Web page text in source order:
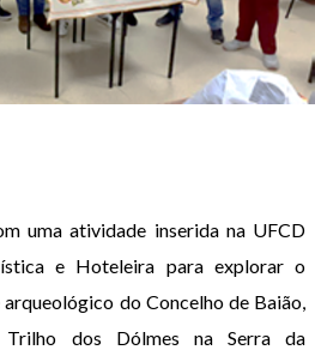
uma atividade inserida na UFCD
e Hoteleira para explorar o
do Concelho de Baião,
Trilho dos Dólmes na Serra da